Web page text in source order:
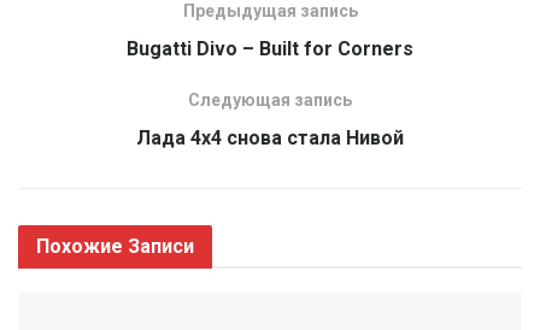
Предыдущая запись
Bugatti Divo – Built for Corners
Следующая запись
Лада 4х4 снова стала Нивой
Похожие Записи